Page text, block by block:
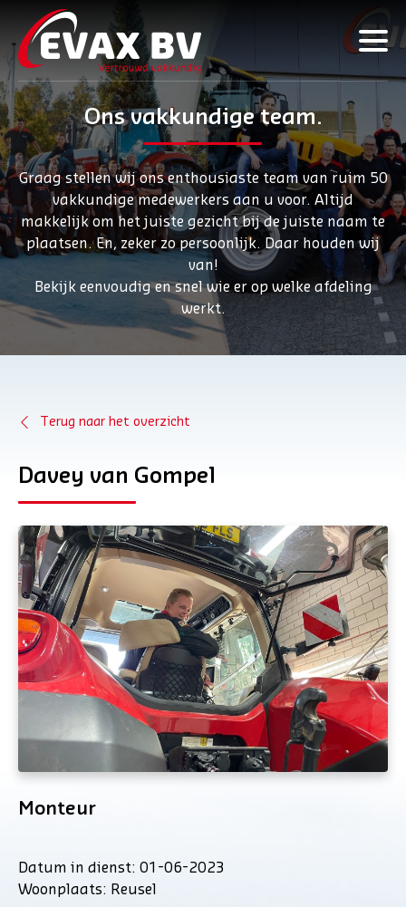
Ons vakkundige team.
Graag stellen wij ons enthousiaste team van ruim 50
vakkundige medewerkers aan u voor. Altijd
makkelijk om het juiste gezicht bij de juiste naam te
plaatsen. En, zeker zo persoonlijk. Daar houden wij
van!
Bekijk eenvoudig en snel wie er op welke afdeling
werkt.
Terug naar het overzicht
Davey van Gompel
Monteur
Datum in dienst: 01-06-2023
Woonplaats: Reusel